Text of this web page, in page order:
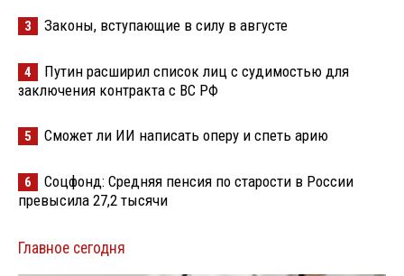
3 Законы, вступающие в силу в августе
4
Путин расширил список лиц с судимостью для
заключения контракта с ВС РФ
5 Сможет ли ИИ написать оперу и спеть арию
6
Соцфонд: Средняя пенсия по старости в России
превысила 27,2 тысячи
Главное сегодня